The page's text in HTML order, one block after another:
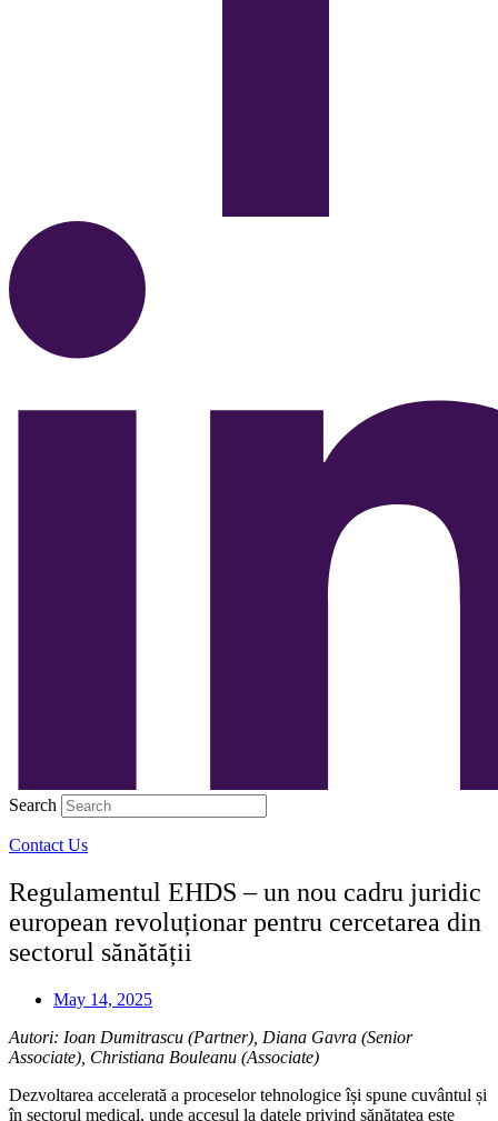
Search
Contact Us
Regulamentul EHDS – un nou cadru juridic
european revoluționar pentru cercetarea din
sectorul sănătății
May 14, 2025
Autori: Ioan Dumitrascu (Partner), Diana Gavra (Senior
Associate), Christiana Bouleanu (Associate)
Dezvoltarea accelerată a proceselor tehnologice își spune cuvântul și
în sectorul medical, unde accesul la datele privind sănătatea este